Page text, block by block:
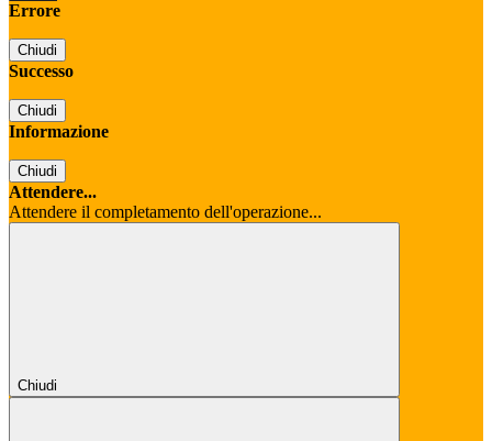
Errore
Chiudi
Successo
Chiudi
Informazione
Chiudi
Attendere...
Attendere il completamento dell'operazione...
Chiudi